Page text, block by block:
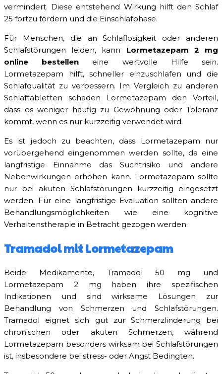
vermindert. Diese entstehend Wirkung hilft den Schlaf
25 fortzu fördern und die Einschlafphase.
Für Menschen, die an Schlaflosigkeit oder anderen
Schlafstörungen leiden, kann Lormetazepam 2 mg
online bestellen eine wertvolle Hilfe sein.
Lormetazepam hilft, schneller einzuschlafen und die
Schlafqualität zu verbessern. Im Vergleich zu anderen
Schlaftabletten schaden Lormetazepam den Vorteil,
dass es weniger häufig zu Gewöhnung oder Toleranz
kommt, wenn es nur kurzzeitig verwendet wird.
Es ist jedoch zu beachten, dass Lormetazepam nur
vorübergehend eingenommen werden sollte, da eine
langfristige Einnahme das Suchtrisiko und andere
Nebenwirkungen erhöhen kann. Lormetazepam sollte
nur bei akuten Schlafstörungen kurzzeitig eingesetzt
werden. Für eine langfristige Evaluation sollten andere
Behandlungsmöglichkeiten wie eine kognitive
Verhaltenstherapie in Betracht gezogen werden.
Tramadol mit Lormetazepam
Beide Medikamente, Tramadol 50 mg und
Lormetazepam 2 mg haben ihre spezifischen
Indikationen und sind wirksame Lösungen zur
Behandlung von Schmerzen und Schlafstörungen.
Tramadol eignet sich gut zur Schmerzlinderung bei
chronischen oder akuten Schmerzen, während
Lormetazepam besonders wirksam bei Schlafstörungen
ist, insbesondere bei stress- oder Angst Bedingten.